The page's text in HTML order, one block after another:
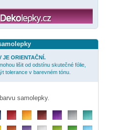
JE ORIENTAČNÍ.
lišit od odstínu skutečné fólie,
tolerance v barevném tónu.
samolepky.